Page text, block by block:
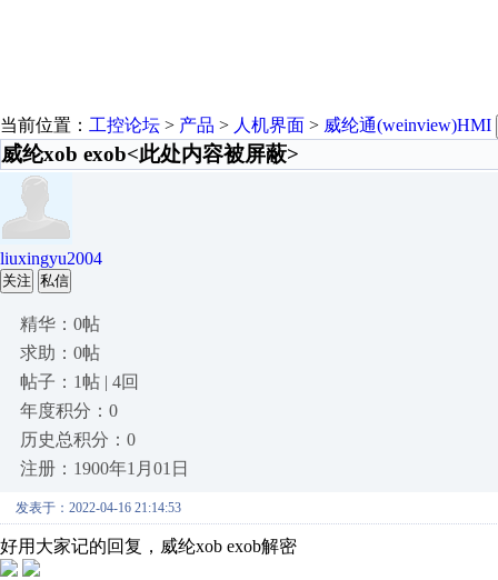
当前位置： 工控论坛 > 产品 > 人机界面 > 威纶通(weinview)HMI
威纶xob exob<此处内容被屏蔽>
liuxingyu2004
关注 私信
精华：0帖
求助：0帖
帖子：1帖 | 4回
年度积分：0
历史总积分：0
注册：1900年1月01日
发表于：2022-04-16 21:14:53
好用大家记的回复，威纶xob exob解密